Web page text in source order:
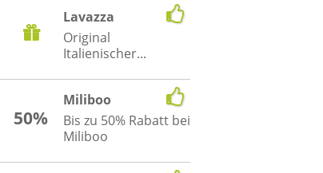
Lavazza
Original
Italienischer...
50%
Miliboo
Bis zu 50% Rabatt bei
Miliboo